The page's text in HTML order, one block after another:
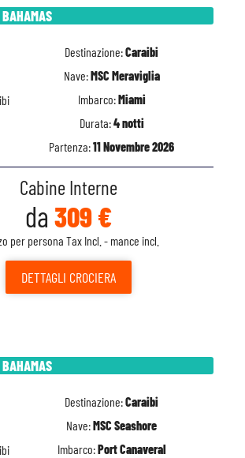
Destinazione:Caraibi
Nave:MSC Meraviglia
Imbarco:Miami
Durata:4 notti
Partenza:11 Novembre 2026
Cabine Interne
da 309 €
per persona Tax Incl. - mance incl.
DETTAGLI CROCIERA
Destinazione:Caraibi
Nave:MSC Seashore
Imbarco:Port Canaveral